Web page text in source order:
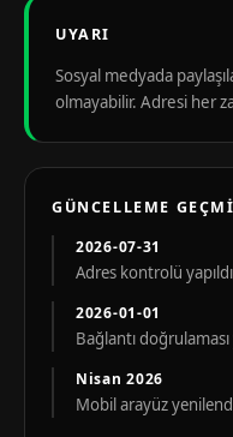
UYARI
Sosyal medyada
olmayabilir. Adresi her
GÜNCELLEME
2026-07-31
Adres kontrolü
2026-01-01
Bağlantı
Nisan 2026
Mobil arayüz